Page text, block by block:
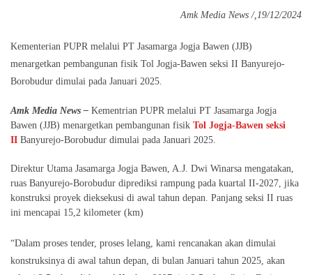
Amk Media News /,19/12/2024
Kementerian PUPR melalui PT Jasamarga Jogja Bawen (JJB)
menargetkan pembangunan fisik Tol Jogja-Bawen seksi II Banyurejo-
Borobudur dimulai pada Januari 2025.
Amk Media News – Kementrian PUPR melalui PT Jasamarga Jogja
Bawen (JJB) menargetkan pembangunan fisik Tol Jogja-Bawen seksi
II Banyurejo-Borobudur dimulai pada Januari 2025.
Direktur Utama Jasamarga Jogja Bawen, A.J. Dwi Winarsa mengatakan,
ruas Banyurejo-Borobudur diprediksi rampung pada kuartal II-2027, jika
konstruksi proyek dieksekusi di awal tahun depan. Panjang seksi II ruas
ini mencapai 15,2 kilometer (km)
“Dalam proses tender, proses lelang, kami rencanakan akan dimulai
konstruksinya di awal tahun depan, di bulan Januari tahun 2025, akan